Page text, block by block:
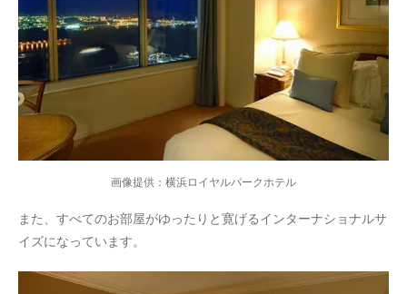
画像提供：横浜ロイヤルパークホテル
また、すべてのお部屋がゆったりと寛げるインターナショナルサ
イズになっています。